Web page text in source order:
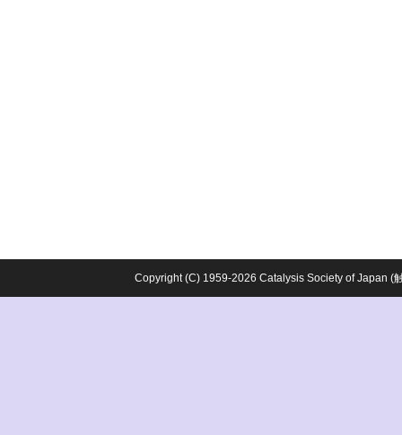
Copyright (C) 1959-2026 Catalysis Society of Japan (